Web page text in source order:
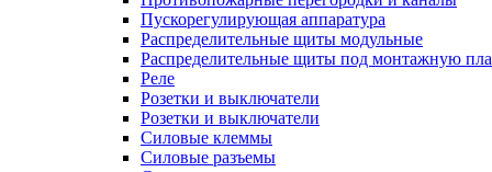
Пускорегулирующая аппаратура
Распределительные щиты модульные
Распределительные щиты под монтажную
Реле
Розетки и выключатели
Розетки и выключатели
Силовые клеммы
Силовые разъемы